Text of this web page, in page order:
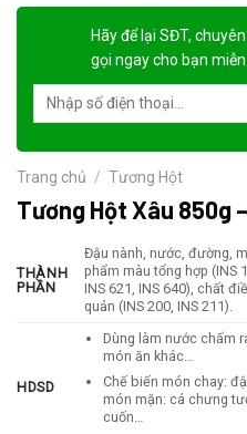
Hãy để lại SĐT,
gọi ngay cho bạn
Trang chủ / Tương Hột
Tương Hột Xâu 850g
THÀNH
PHẦN
Đậu nành, nước, đường,
phẩm màu tổng hợp (INS
INS 621, INS 640), chất
quản (INS 200, INS 211).
HDSD
Dùng làm nước chấm
món ăn khác…
Chế biến món chay:
món mặn: cá chưng
cuốn…